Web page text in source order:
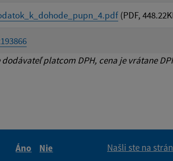
(PDF,
platcom DPH, cena je vrátane
Áno
Nie
Našli ste na